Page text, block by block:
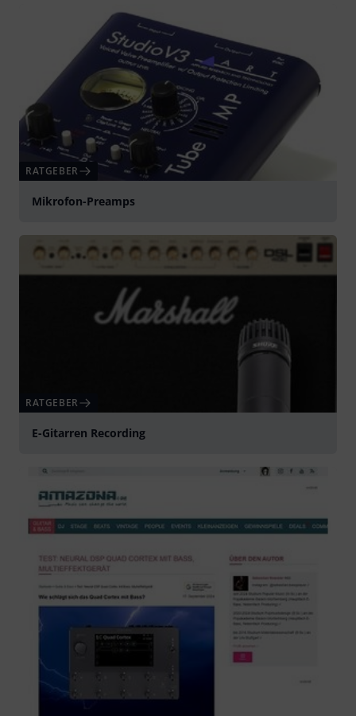
RATGEBER
Mikrofon-Preamps
RATGEBER
E-Gitarren Recording